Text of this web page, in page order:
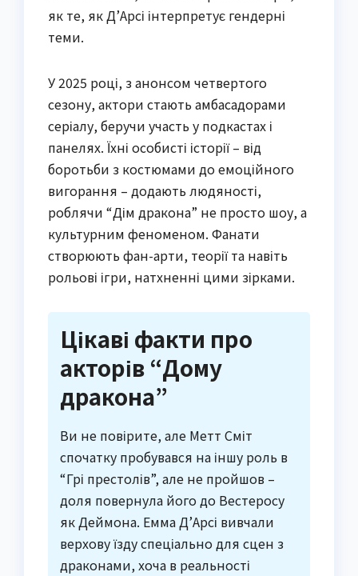
як те, як Д’Арсі інтерпретує гендерні
теми.
У 2025 році, з анонсом четвертого
сезону, актори стають амбасадорами
серіалу, беручи участь у подкастах і
панелях. Їхні особисті історії – від
боротьби з костюмами до емоційного
вигорання – додають людяності,
роблячи “Дім дракона” не просто шоу, а
культурним феноменом. Фанати
створюють фан-арти, теорії та навіть
рольові ігри, натхненні цими зірками.
Цікаві факти про
акторів “Дому
дракона”
Ви не повірите, але Метт Сміт
спочатку пробувався на іншу роль в
“Грі престолів”, але не пройшов –
доля повернула його до Вестеросу
як Деймона. Емма Д’Арсі вивчали
верхову їзду спеціально для сцен з
драконами, хоча в реальності